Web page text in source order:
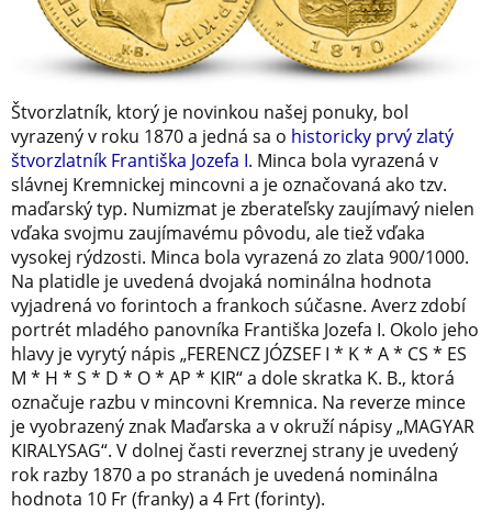
Štvorzlatník, ktorý je novinkou našej ponuky, bol
vyrazený v roku 1870 a jedná sa o historicky prvý zlatý
štvorzlatník Františka Jozefa I. Minca bola vyrazená v
slávnej Kremnickej mincovni a je označovaná ako tzv.
maďarský typ. Numizmat je zberateľsky zaujímavý nielen
vďaka svojmu zaujímavému pôvodu, ale tiež vďaka
vysokej rýdzosti. Minca bola vyrazená zo zlata 900/1000.
Na platidle je uvedená dvojaká nominálna hodnota
vyjadrená vo forintoch a frankoch súčasne. Averz zdobí
portrét mladého panovníka Františka Jozefa I. Okolo jeho
hlavy je vyrytý nápis „FERENCZ JÓZSEF I * K * A * CS * ES
M * H * S * D * O * AP * KIR“ a dole skratka K. B., ktorá
označuje razbu v mincovni Kremnica. Na reverze mince
je vyobrazený znak Maďarska a v okruží nápisy „MAGYAR
KIRALYSAG“. V dolnej časti reverznej strany je uvedený
rok razby 1870 a po stranách je uvedená nominálna
hodnota 10 Fr (franky) a 4 Frt (forinty).